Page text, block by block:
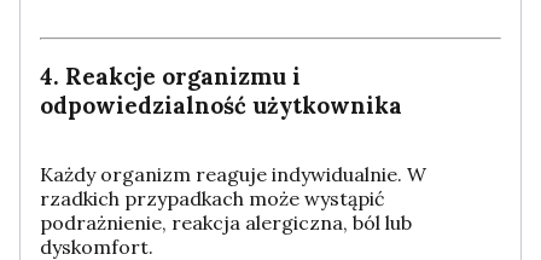
4. Reakcje organizmu i
odpowiedzialność użytkownika
Każdy organizm reaguje indywidualnie. W
rzadkich przypadkach może wystąpić
podrażnienie, reakcja alergiczna, ból lub
dyskomfort.